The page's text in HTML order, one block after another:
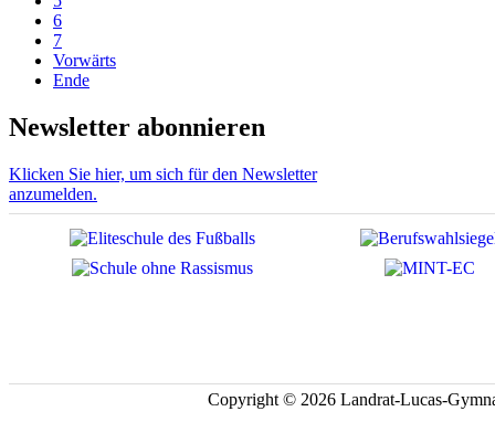
6
7
Vorwärts
Ende
Newsletter abonnieren
Klicken Sie hier, um sich für den Newsletter
anzumelden.
Copyright © 2026 Landrat-Lucas-